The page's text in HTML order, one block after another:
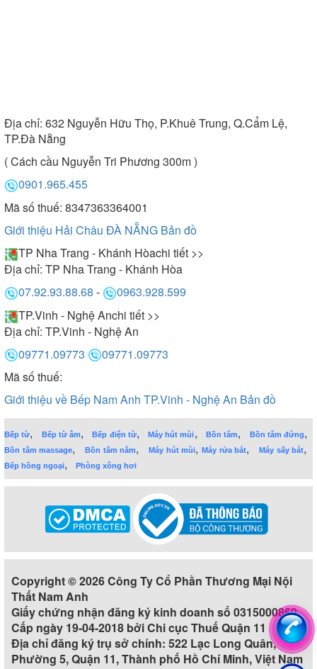
Địa chỉ: 632 Nguyễn Hữu Thọ, P.Khuê Trung, Q.Cẩm Lệ,
TP.Đà Nẵng
( Cách cầu Nguyễn Tri Phương 300m )
0901.965.455
Mã số thuế: 8347363364001
Giới thiệu Hải Châu ĐÀ NẴNG Bản đồ
TP Nha Trang - Khánh Hòachi tiết >>
Địa chỉ: TP Nha Trang - Khánh Hòa
07.92.93.88.68 -
0963.928.599
TP.Vinh - Nghệ Anchi tiết >>
Địa chỉ: TP.Vinh - Nghệ An
09771.09773
09771.09773
Mã số thuế:
Giới thiệu về Bếp Nam Anh TP.Vinh - Nghệ An Bản đồ
Bếp từ, Bếp từ âm,Bếp điện từ,Máy hút mùi, Bồn tắm, Bồn tắm đứng,
Bồn tắm massage,Bồn tắm nằm,Máy hút mùi,Máy rửa bát,Máy sấy bát,
Bếp hồng ngoại, Phòng xông hơi
Copyright © 2026 Công Ty Cổ Phần Thương Mại Nội
Thất Nam Anh
Giấy chứng nhận đăng ký kinh doanh số 0315000860
Cấp ngày 19-04-2018 bởi Chi cục Thuế Quận 11
Địa chỉ đăng ký trụ sở chính: 522 Lạc Long Quân,
Phường 5, Quận 11, Thành phố Hồ Chí Minh, Việt Nam